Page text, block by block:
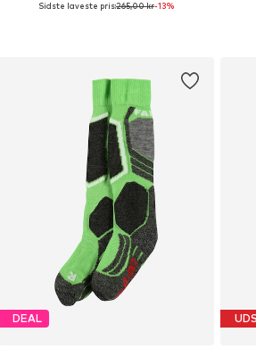
Sidste laveste pris:265,00 kr-13%
DEAL